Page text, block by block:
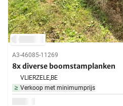
A3-46085-11269
8x diverse boomstamplanken
VLIERZELE,BE
Verkoop met minimumprijs